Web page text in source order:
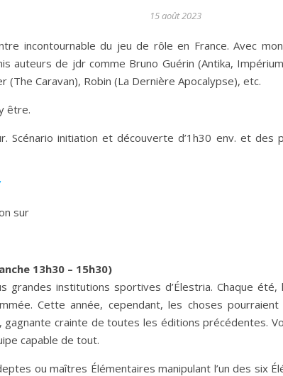
15 août 2023
incontournable du jeu de rôle en France. Avec
auteurs de jdr comme Bruno Guérin (Antika,
(The Caravan), Robin (La Dernière Apocalypse), etc.
être.
Scénario initiation et découverte d’1h30 env. et
sur
13h30 – 15h30)
institutions sportives d’Élestria. Chaque
Cette année, cependant, les choses
crainte de toutes les éditions précédentes.
capable de tout.
ou maîtres Élémentaires manipulant l’un des six